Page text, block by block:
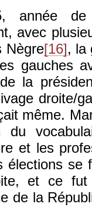
année de
avec
Nègre[16], la
gauches
la
droite/
même.
du
et les
élections se
et ce fut
de la